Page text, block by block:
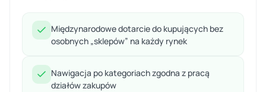
Międzynarodowe dotarcie do kupujących bez
osobnych „sklepów” na każdy rynek
Nawigacja po kategoriach zgodna z pracą
działów zakupów